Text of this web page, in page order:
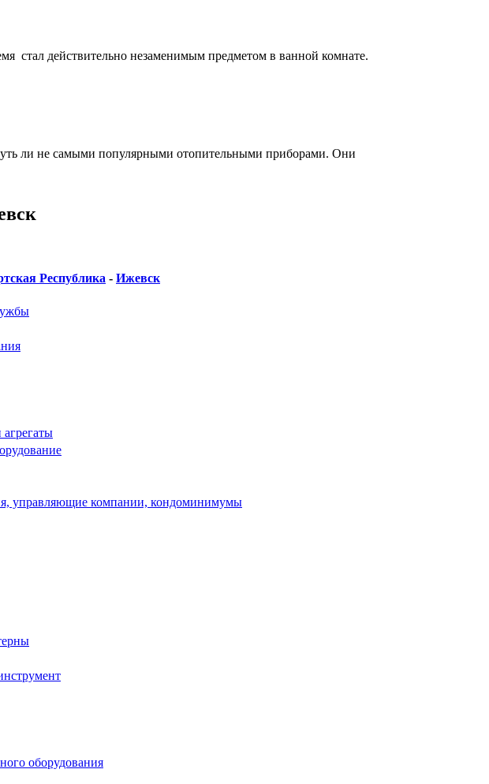
стал действительно незаменимым предметом в ванной комнате.
ли не самыми популярными отопительными приборами. Они
Республика - Ижевск
управляющие компании, кондоминимумы
оборудования